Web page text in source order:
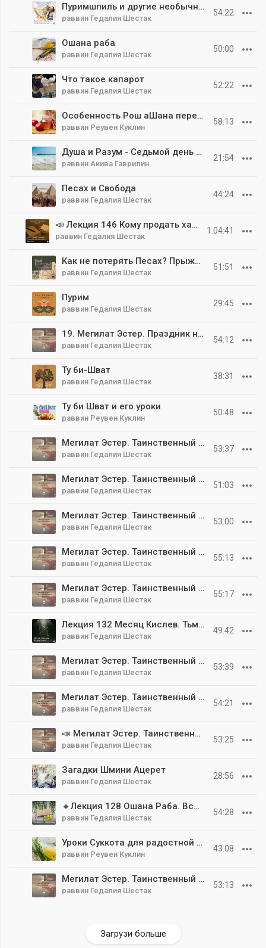
Пуримшпиль и другие необычные обычаи
раввин Гедалия Шестак
54:22
Ошана раба
раввин Гедалия Шестак
50:00
Что такое капарот
раввин Гедалия Шестак
52:22
Особенность Рош аШана перед приходом Машиаха
раввин Реувен Куклин
58:13
Душа и Разум - Седьмой день Песаха - Пройти через море 5785
раввин Акива Гаврилин
21:54
Песах и Свобода
раввин Гедалия Шестак
44:24
📣 Лекция 146 Кому продать хамец? Секреты праздничного бизнеса
раввин Гедалия Шестак
1:04:41
Как не потерять Песах? Прыжок во времени
раввин Гедалия Шестак
51:51
Пурим
раввин Гедалия Шестак
29:45
19. Мегилат Эстер. Праздник на все времена
раввин Гедалия Шестак
54:12
Ту би-Шват
раввин Гедалия Шестак
38:31
Ту би Шват и его уроки
раввин Реувен Куклин
50:48
Мегилат Эстер. Таинственный свиток Часть 18. Пурим 1946 года
раввин Гедалия Шестак
53:37
Мегилат Эстер. Таинственный свиток Часть 17. «День Х»
раввин Гедалия Шестак
51:03
Мегилат Эстер. Таинственный свиток Часть 16. Открытие Харвоны
раввин Гедалия Шестак
53:00
Мегилат Эстер. Таинственный свиток Часть 15. Кто копает яму другому... или как Аман попался на свою же веревку
раввин Гедалия Шестак
55:13
Мегилат Эстер. Таинственный свиток Часть 14. Сказ о том, как Аман Мордехая катал
раввин Гедалия Шестак
55:17
Лекция 132 Месяц Кислев. Тьма и свет.
раввин Гедалия Шестак
49:42
Мегилат Эстер. Таинственный свиток Часть 13. Святая бессонница
раввин Гедалия Шестак
53:39
Мегилат Эстер. Таинственный свиток Часть 12. Секреты персидского церемониала
раввин Гедалия Шестак
54:21
📣 Мегилат Эстер. Таинственный свиток Часть 11. Секретная папка
раввин Гедалия Шестак
53:25
Загадки Шмини Ацерет
раввин Гедалия Шестак
28:56
🔸Лекция 128 Ошана Раба. Всегда есть надежда
раввин Гедалия Шестак
54:28
Уроки Суккота для радостной жизни
раввин Реувен Куклин
43:08
Мегилат Эстер. Таинственный свиток Часть 10. Священная дуэль
раввин Гедалия Шестак
53:13
Загрузи больше